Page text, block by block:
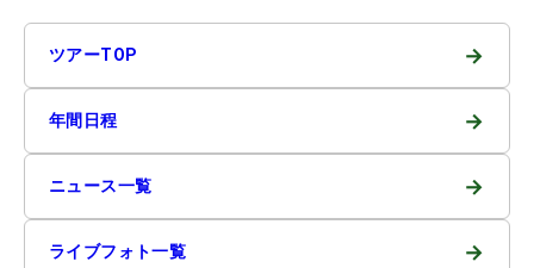
ツアーTOP →
年間日程 →
ニュース一覧 →
ライブフォト一覧 →